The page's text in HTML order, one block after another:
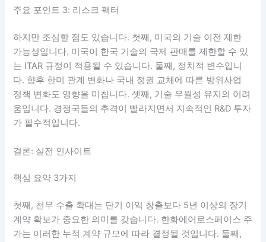
주요 포인트 3: 리스크 팩터
하지만 조심할 점도 있습니다. 첫째, 미국의 기술 이전 제한
가능성입니다. 미국이 한국 기술의 국제 판매를 제한할 수 있
는 ITAR 규정이 적용될 수 있습니다. 둘째, 정치적 변수입니
다. 향후 한미 관계 변화나 국내 정권 교체에 따른 방위사업
정책 변화도 영향을 미칩니다. 셋째, 기술 우월성 유지의 어려
움입니다. 경쟁국들의 추격이 빨라지면서 지속적인 R&D 투자
가 필수적입니다.
결론: 실전 인사이트
핵심 요약 3가지
첫째, 천무 수출 확대는 단기 이익 창출보다 5년 이상의 장기
계약 확보가 중요한 의미를 갖습니다. 한화에어로스페이스 주
가는 이러한 누적 계약 규모에 따라 결정될 것입니다. 둘째,